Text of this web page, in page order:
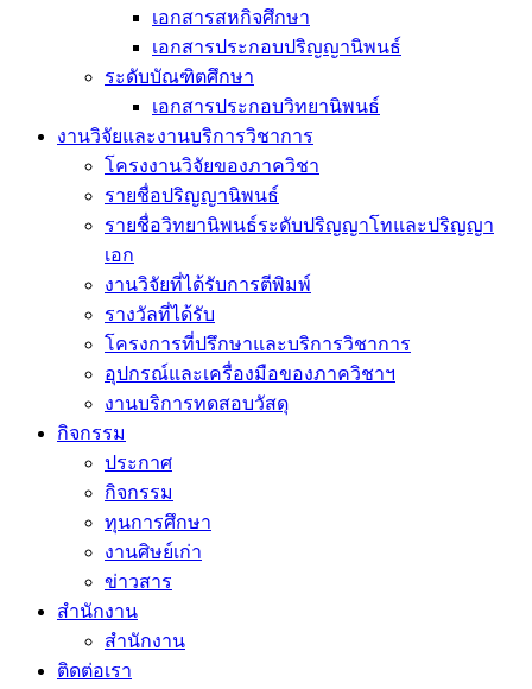
เอกสารสหกิจศึกษา
เอกสารประกอบปริญญานิพนธ์
ระดับบัณฑิตศึกษา
เอกสารประกอบวิทยานิพนธ์
งานวิจัยและงานบริการวิชาการ
โครงงานวิจัยของภาควิชา
รายชื่อปริญญานิพนธ์
รายชื่อวิทยานิพนธ์ระดับปริญญาโทและปริญญา
เอก
งานวิจัยที่ได้รับการตีพิมพ์
รางวัลที่ได้รับ
โครงการที่ปรึกษาและบริการวิชาการ
อุปกรณ์และเครื่องมือของภาควิชาฯ
งานบริการทดสอบวัสดุ
กิจกรรม
ประกาศ
กิจกรรม
ทุนการศึกษา
งานศิษย์เก่า
ข่าวสาร
สำนักงาน
สำนักงาน
ติดต่อเรา